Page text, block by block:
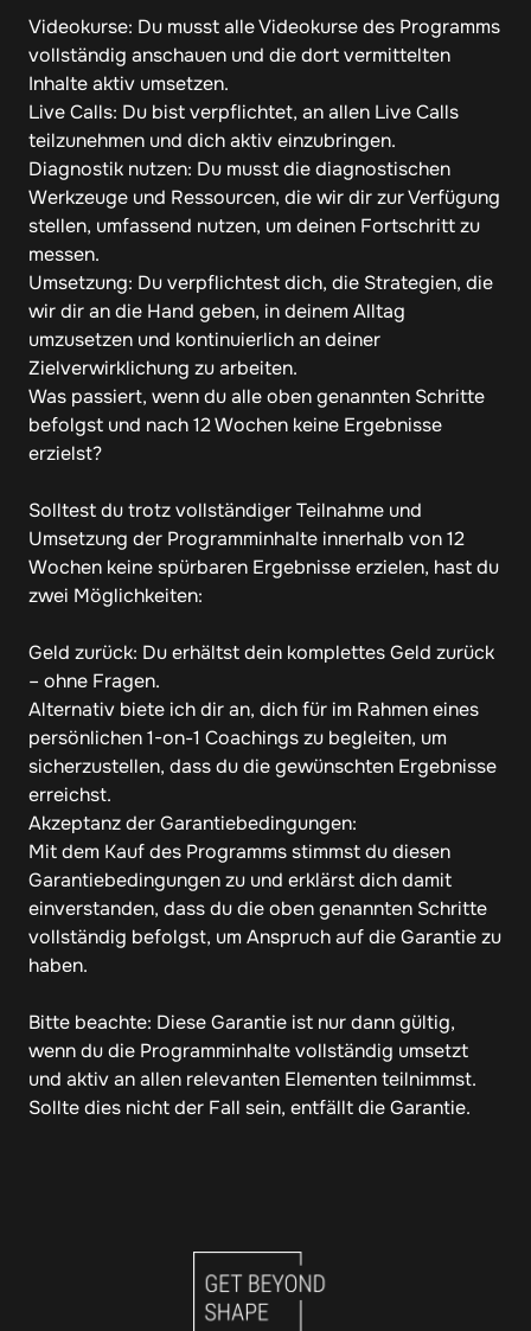
Videokurse: Du musst alle Videokurse des Programms
vollständig anschauen und die dort vermittelten
Inhalte aktiv umsetzen.
Live Calls: Du bist verpflichtet, an allen Live Calls
teilzunehmen und dich aktiv einzubringen.
Diagnostik nutzen: Du musst die diagnostischen
Werkzeuge und Ressourcen, die wir dir zur Verfügung
stellen, umfassend nutzen, um deinen Fortschritt zu
messen.
Umsetzung: Du verpflichtest dich, die Strategien, die
wir dir an die Hand geben, in deinem Alltag
umzusetzen und kontinuierlich an deiner
Zielverwirklichung zu arbeiten.
Was passiert, wenn du alle oben genannten Schritte
befolgst und nach 12 Wochen keine Ergebnisse
erzielst?
Solltest du trotz vollständiger Teilnahme und
Umsetzung der Programminhalte innerhalb von 12
Wochen keine spürbaren Ergebnisse erzielen, hast du
zwei Möglichkeiten:
Geld zurück: Du erhältst dein komplettes Geld zurück
– ohne Fragen.
Alternativ biete ich dir an, dich für im Rahmen eines
persönlichen 1-on-1 Coachings zu begleiten, um
sicherzustellen, dass du die gewünschten Ergebnisse
erreichst.
Akzeptanz der Garantiebedingungen:
Mit dem Kauf des Programms stimmst du diesen
Garantiebedingungen zu und erklärst dich damit
einverstanden, dass du die oben genannten Schritte
vollständig befolgst, um Anspruch auf die Garantie zu
haben.
Bitte beachte: Diese Garantie ist nur dann gültig,
wenn du die Programminhalte vollständig umsetzt
und aktiv an allen relevanten Elementen teilnimmst.
Sollte dies nicht der Fall sein, entfällt die Garantie.